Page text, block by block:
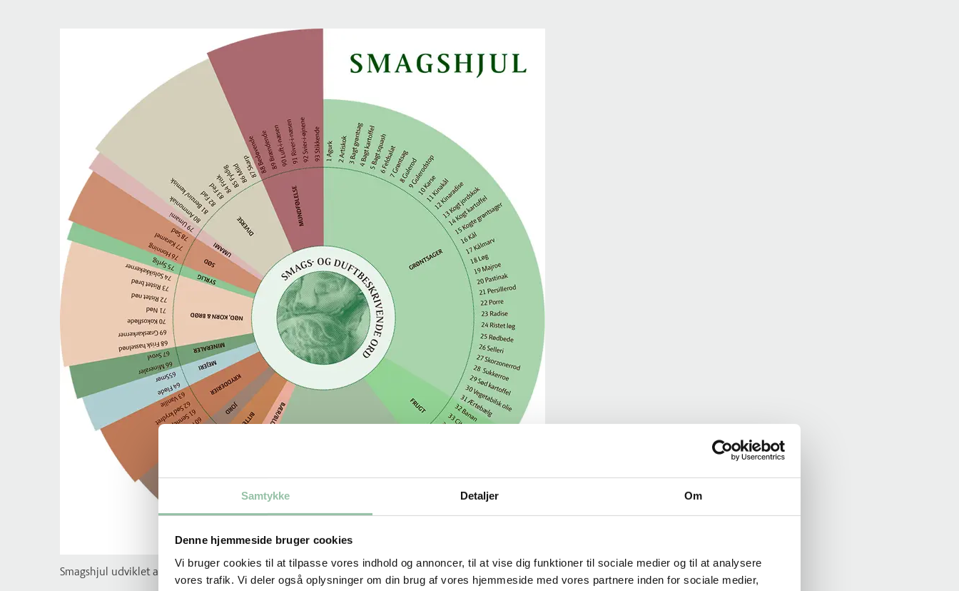
Samtykke Detaljer Om
Denne hjemmeside bruger cookies
Vi bruger cookies til at tilpasse vores indhold og annoncer, til at vise dig funktioner til sociale medier og til at analysere
vores trafik. Vi deler også oplysninger om din brug af vores hjemmeside med vores partnere inden for sociale medier,
Smagshjul udviklet af sensoriker Lisbeth Ankersen, InnovaConsult.